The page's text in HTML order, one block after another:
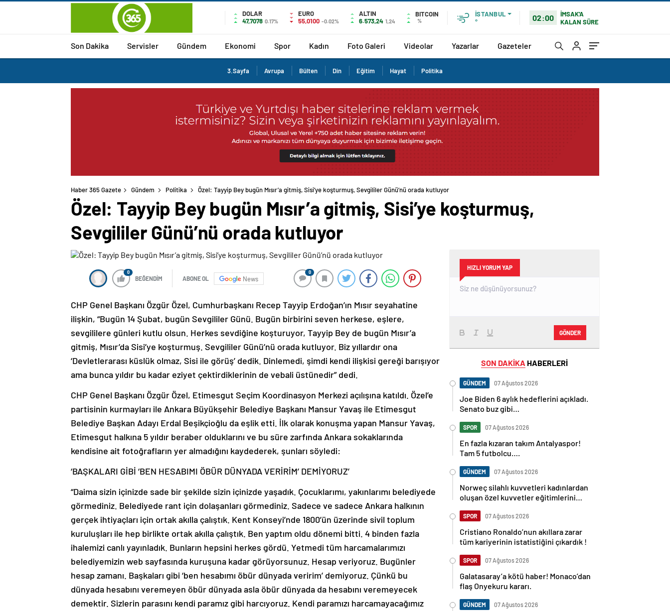
DOLAR
47,7078 0.17%
EURO
55,0100 -0.02%
ALTIN
6.573,24 1,24
BITCOIN
%
İSTANBUL
°
02:00
İMSAK'A
KALAN SÜRE
Son Dakika Servisler Gündem Ekonomi Spor Kadın Foto Galeri Videolar Yazarlar Gazeteler
3.Sayfa Avrupa Bülten Din Eğitim Hayat Politika
Haber 365 Gazete Gündem Politika Özel: Tayyip Bey bugün Mısır’a gitmiş, Sisi’ye koşturmuş, Sevgililer Günü’nü orada kutluyor
Özel: Tayyip Bey bugün Mısır’a gitmiş, Sisi’ye koşturmuş,
Sevgililer Günü’nü orada kutluyor
0
BEĞENDİM ABONE OL News
0
CHP Genel Başkanı Özgür Özel, Cumhurbaşkanı Recep Tayyip Erdoğan’ın Mısır seyahatine
ilişkin, “Bugün 14 Şubat, bugün Sevgililer Günü. Bugün birbirini seven herkese, eşlere,
sevgililere günleri kutlu olsun. Herkes sevdiğine koşturuyor, Tayyip Bey de bugün Mısır’a
gitmiş, Mısır’da Sisi’ye koşturmuş. Sevgililer Günü’nü orada kutluyor. Biz yıllardır ona
‘Devletlerarası küslük olmaz, Sisi ile görüş’ dedik. Dinlemedi, şimdi kendi ilişkisi gereği barışıyor
ama bunca yıldır bu kadar eziyet çektirdiklerinin de vebali üstünedir” dedi.
CHP Genel Başkanı Özgür Özel, Etimesgut Seçim Koordinasyon Merkezi açılışına katıldı. Özel’e
partisinin kurmayları ile Ankara Büyükşehir Belediye Başkanı Mansur Yavaş ile Etimesgut
Belediye Başkan Adayı Erdal Beşikçioğlu da eşlik etti. İlk olarak konuşma yapan Mansur Yavaş,
Etimesgut halkına 5 yıldır beraber olduklarını ve bu süre zarfında Ankara sokaklarında
kendisine ait fotoğrafların yer almadığını kaydederek, şunları söyledi:
‘BAŞKALARI GİBİ ‘BEN HESABIMI ÖBÜR DÜNYADA VERİRİM’ DEMİYORUZ’
“Daima sizin içinizde sade bir şekilde sizin içinizde yaşadık. Çocuklarımı, yakınlarımı belediyede
görmediniz. Belediyede rant için dolaşanları görmediniz. Sadece ve sadece Ankara halkının
gerçek ihtiyaçları için ortak akılla çalıştık. Kent Konseyi’nde 1800’ün üzerinde sivil toplum
kuruluşları ile hep birlikte ortak akılla çalıştık. Ben yaptım oldu dönemi bitti. 4 binden fazla
ihalemizi canlı yayınladık. Bunların hepsini herkes gördü. Yetmedi tüm harcamalarımızı
belediyemizin web sayfasında kuruşuna kadar görüyorsunuz. Hesap veriyoruz. Bugünler
hesap zamanı. Başkaları gibi ‘ben hesabımı öbür dünyada veririm’ demiyoruz. Çünkü bu
dünyada hesabını veremeyen öbür dünyada asla öbür dünyada da hesabını veremeyecek
demektir. Sizlerin parasını kendi paramız gibi harcıyoruz. Kendi paramızı harcamayacağımız
HIZLI YORUM YAP
GÖNDER
SON DAKİKA HABERLERİ
GÜNDEM 07 Ağustos 2026
Joe Biden 6 aylık hedeflerini açıkladı.
Senato buz gibi…
SPOR 07 Ağustos 2026
En fazla kızaran takım Antalyaspor!
Tam 5 futbolcu….
GÜNDEM 07 Ağustos 2026
Norweç silahlı kuvvetleri kadınlardan
oluşan özel kuvvetler eğitimlerini
SPOR 07 Ağustos 2026
Cristiano Ronaldo’nun akıllara zarar
tüm kariyerinin istatistiğini çıkardık !
SPOR 07 Ağustos 2026
Galatasaray’a kötü haber! Monaco’dan
flaş Onyekuru kararı.
GÜNDEM 07 Ağustos 2026